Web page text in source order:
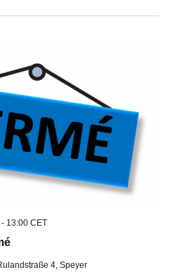
- 13:00 CET
4, Speyer